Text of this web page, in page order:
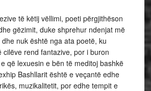
të këtij vëllimi, poeti përgjithëson
gëzimit, duke shprehur ndenjat më
nuk është nga ata poetë, ku
cilëve rend fantazive, por i buron
që lexuesin e bën të meditoj bashkë
Bashllarit është e veçantë edhe
muzikalitetit, por edhe tempit e